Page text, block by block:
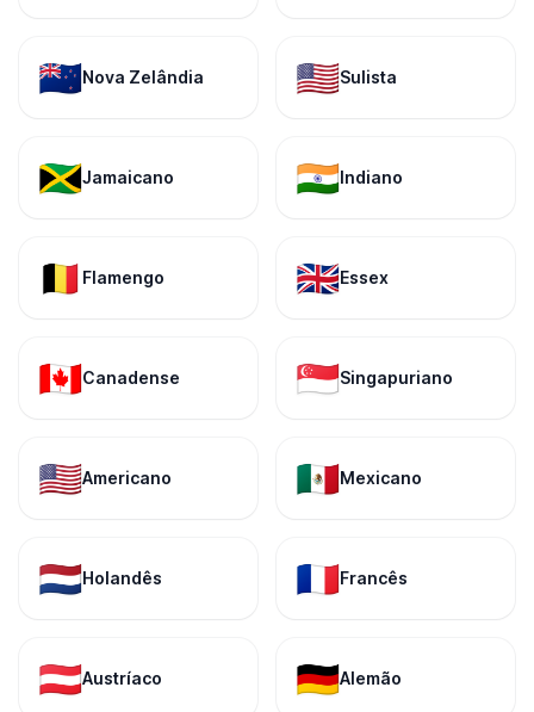
🇳🇿Nova Zelândia 🇺🇸Sulista
🇯🇲Jamaicano 🇮🇳Indiano
🇧🇪 Flamengo 🇬🇧Essex
🇨🇦Canadense 🇸🇬Singapuriano
🇺🇸Americano 🇲🇽Mexicano
🇳🇱Holandês 🇫🇷Francês
🇦🇹Austríaco 🇩🇪Alemão